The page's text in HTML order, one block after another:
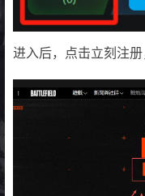
进入后，点击立刻注